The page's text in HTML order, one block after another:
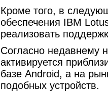
Кроме того, в
обеспечения IBM
реализовать
Согласно недавнему
активируется
базе Android, а на
подобных устройств.